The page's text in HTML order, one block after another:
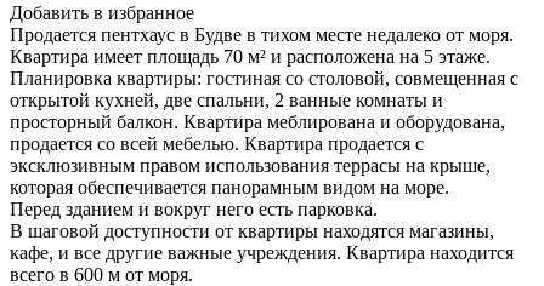
Добавить в избранное
Продается пентхаус в Будве в тихом месте недалеко от моря.
Квартира имеет площадь 70 м² и расположена на 5 этаже.
Планировка квартиры: гостиная со столовой, совмещенная с
открытой кухней, две спальни, 2 ванные комнаты и
просторный балкон. Квартира меблирована и оборудована,
продается со всей мебелью. Квартира продается с
эксклюзивным правом использования террасы на крыше,
которая обеспечивается панорамным видом на море.
Перед зданием и вокруг него есть парковка.
В шаговой доступности от квартиры находятся магазины,
кафе, и все другие важные учреждения. Квартира находится
всего в 600 м от моря.